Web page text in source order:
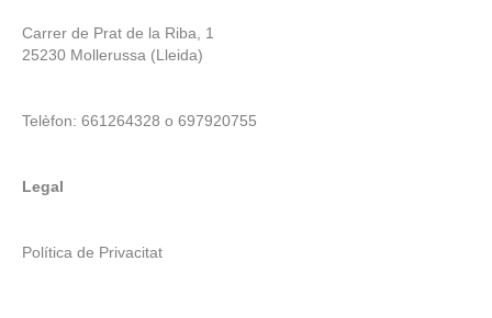
Carrer de Prat de la Riba, 1
25230 Mollerussa (Lleida)
Telèfon: 661264328 o 697920755
Legal
Política de Privacitat